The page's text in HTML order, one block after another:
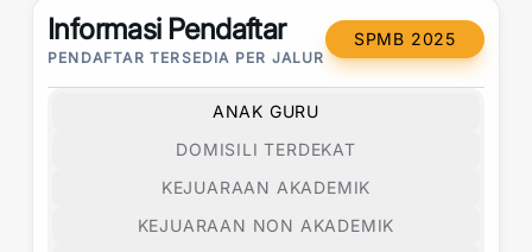
Informasi Pendaftar
PENDAFTAR TERSEDIA PER JALUR
SPMB 2025
ANAK GURU
DOMISILI TERDEKAT
KEJUARAAN AKADEMIK
KEJUARAAN NON AKADEMIK